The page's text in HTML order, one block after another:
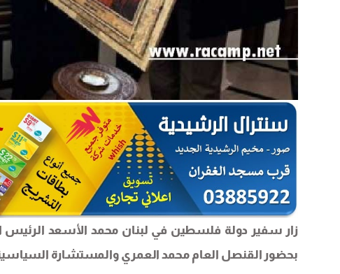
زار سفير دولة فلسطين في لبنان ​محمد الأسعد​
بحضور القنصل العام محمد العمري والمستشارة